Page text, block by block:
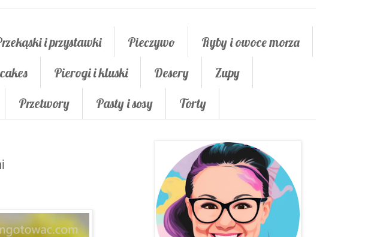
i przystawki Pieczywo
Ryby i owoce morza
Pierogi i kluski Desery
Zupy
Przetwory Pasty i sosy Torty